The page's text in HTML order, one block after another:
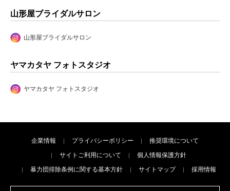
山形屋ブライダルサロン
山形屋ブライダルサロン
ヤマカタヤ フォトスタジオ
ヤマカタヤ フォトスタジオ
企業情報 プライバシーポリシー
推奨環境について
サイトご利用について
個人情報保護方針
暴力団排除条例に関する基本方針
サイトマップ 採用情報